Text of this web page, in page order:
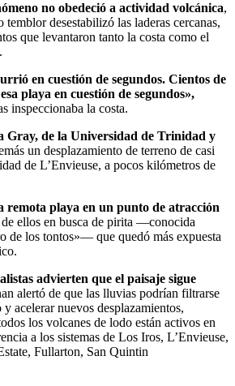
no obedeció a actividad volcánica,
desestabilizó las laderas cercanas,
que levantaron tanto la costa como el
en cuestión de segundos. Cientos de
playa en cuestión de segundos»,
inspeccionaba la costa.
Gray, de la Universidad de Trinidad y
un desplazamiento de terreno de casi
de L’Envieuse, a pocos kilómetros de
remota playa en un punto de atracción
de ellos en busca de pirita —conocida
de los tontos»— que quedó más expuesta
advierten que el paisaje sigue
alertó de que las lluvias podrían filtrarse
acelerar nuevos desplazamientos,
los volcanes de lodo están activos en
a los sistemas de Los Iros, L’Envieuse,
Fullarton, San Quintin